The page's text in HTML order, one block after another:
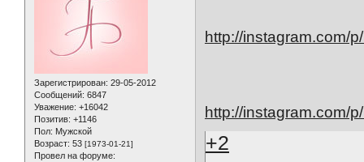
Зарегистрирован: 29-05-2012
Сообщений: 6847
Уважение: +16042
Позитив: +1146
Пол: Мужской
Возраст: 53 [1973-01-21]
Провел на форуме:
http://instagram.com/
http://instagram.com/
+2